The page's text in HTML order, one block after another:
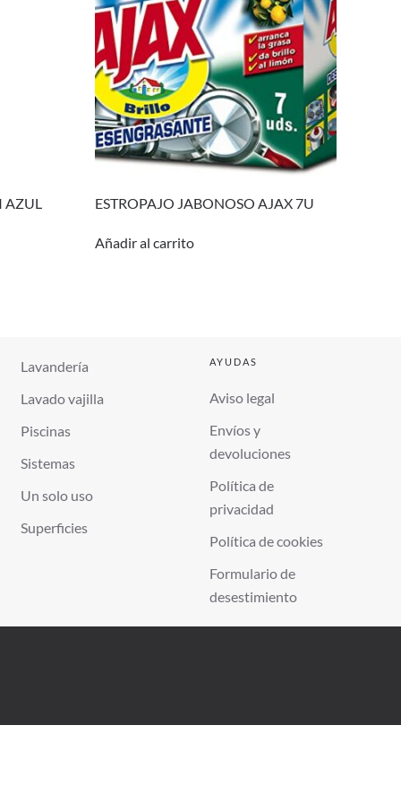
AZUL ESTROPAJO JABONOSO AJAX 7U
Añadir al carrito
Lavandería
Lavado vajilla
Piscinas
Sistemas
Un solo uso
Superficies
AYUDAS
Aviso legal
Envíos y
devoluciones
Política de
privacidad
Política de cookies
Formulario de
desestimiento